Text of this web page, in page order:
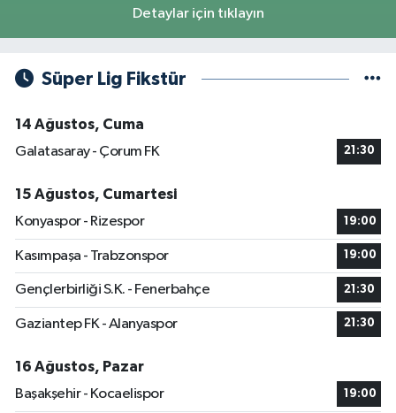
Detaylar için tıklayın
Süper Lig Fikstür
14 Ağustos, Cuma
Galatasaray - Çorum FK
21:30
15 Ağustos, Cumartesi
Konyaspor - Rizespor
19:00
Kasımpaşa - Trabzonspor 19:00
Gençlerbirliği S.K. - Fenerbahçe 21:30
Gaziantep FK - Alanyaspor 21:30
16 Ağustos, Pazar
Başakşehir - Kocaelispor
19:00